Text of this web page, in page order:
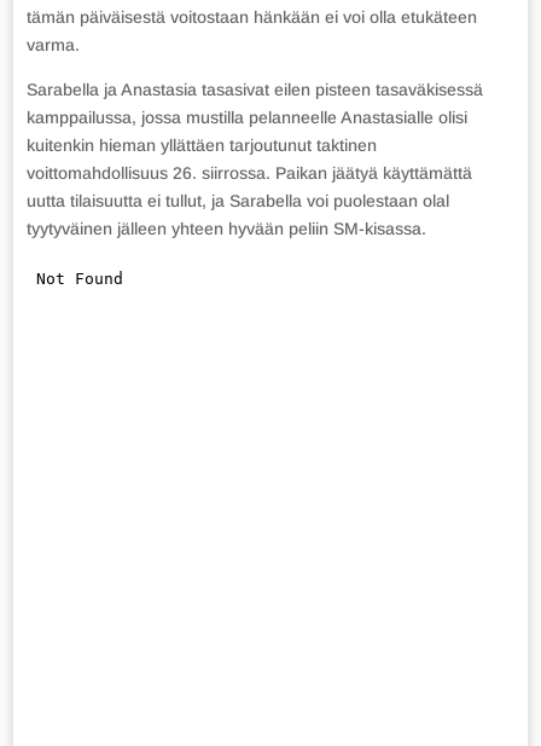
tämän päiväisestä voitostaan hänkään ei voi olla etukäteen
varma.
Sarabella ja Anastasia tasasivat eilen pisteen tasaväkisessä
kamppailussa, jossa mustilla pelanneelle Anastasialle olisi
kuitenkin hieman yllättäen tarjoutunut taktinen
voittomahdollisuus 26. siirrossa. Paikan jäätyä käyttämättä
uutta tilaisuutta ei tullut, ja Sarabella voi puolestaan olal
tyytyväinen jälleen yhteen hyvään peliin SM-kisassa.